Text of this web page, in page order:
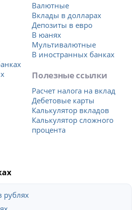
Валютные
Вклады в долларах
Депозиты в евро
В юанях
Мультивалютные
В иностранных банках
Полезные ссылки
Расчет налога на вклад
Дебетовые карты
Калькулятор вкладов
Калькулятор сложного
процента
рублях